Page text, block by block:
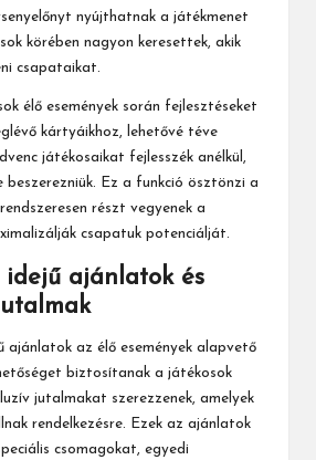
nyújthatnak a játékmenet
körében nagyon keresettek, akik
csapataikat.
élő események során fejlesztéseket
kártyáikhoz, lehetővé téve
játékosaikat fejlesszék anélkül,
beszerezniük. Ez a funkció ösztönzi a
részt vegyenek a
csapatuk potenciálját.
ajánlatok és
ajánlatok az élő események alapvető
biztosítanak a játékosok
jutalmakat szerezzenek, amelyek
rendelkezésre. Ezek az ajánlatok
csomagokat, egyedi